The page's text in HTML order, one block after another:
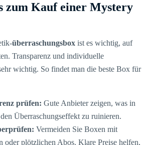
zum Kauf einer Mystery
überraschungsbox ist es wichtig, auf
Transparenz und individuelle
wichtig. So findet man die beste Box für
prüfen: Gute Anbieter zeigen, was in
Überraschungseffekt zu ruinieren.
Vermeiden Sie Boxen mit
oder plötzlichen Abos. Klare Preise helfen,